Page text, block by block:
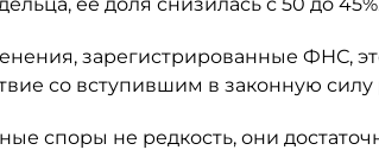
зарегистрированные ФНС,
со вступившим в законную
споры не редкость, они